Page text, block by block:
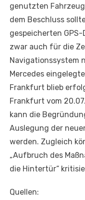
genutzten
dem Beschluss
gespeicherten
zwar auch für die
Navigationssystem
Mercedes
Frankfurt blieb
Frankfurt vom
kann die
Auslegung der
werden. Zugleich
„Aufbruch des
die Hintertür“
Quellen: